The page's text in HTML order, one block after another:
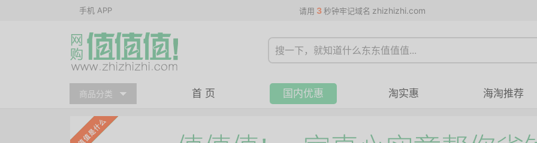
手机 APP 请用 3 秒钟牢记域名 zhizhizhi.com
商品分类 首 页 国内优惠 淘实惠 海淘推荐